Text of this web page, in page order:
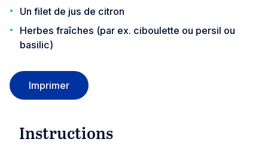
Un filet de jus de citron
Herbes fraîches (par ex. ciboulette ou persil ou
basilic)
Imprimer
Instructions